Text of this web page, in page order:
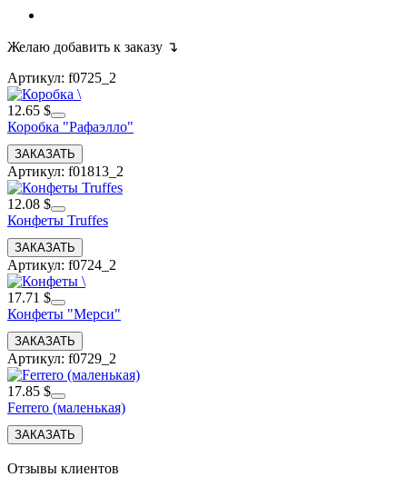
Желаю добавить к заказу ↴
Артикул: f0725_2
12.65 $
Коробка "Рафаэлло"
Артикул: f01813_2
12.08 $
Конфеты Truffes
Артикул: f0724_2
17.71 $
Конфеты "Мерси"
Артикул: f0729_2
17.85 $
Ferrero (маленькая)
Отзывы клиентов